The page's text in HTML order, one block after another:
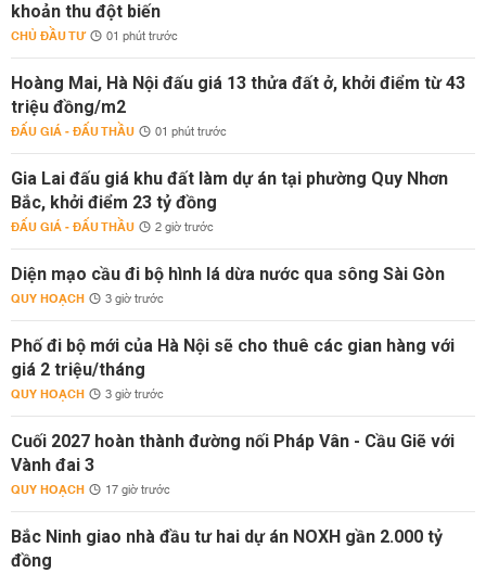
khoản thu đột biến
CHỦ ĐẦU TƯ 01 phút trước
Hoàng Mai, Hà Nội đấu giá 13 thửa đất ở, khởi điểm từ 43
triệu đồng/m2
ĐẤU GIÁ - ĐẤU THẦU 01 phút trước
Gia Lai đấu giá khu đất làm dự án tại phường Quy Nhơn
Bắc, khởi điểm 23 tỷ đồng
ĐẤU GIÁ - ĐẤU THẦU 2 giờ trước
Diện mạo cầu đi bộ hình lá dừa nước qua sông Sài Gòn
QUY HOẠCH 3 giờ trước
Phố đi bộ mới của Hà Nội sẽ cho thuê các gian hàng với
giá 2 triệu/tháng
QUY HOẠCH 3 giờ trước
Cuối 2027 hoàn thành đường nối Pháp Vân - Cầu Giẽ với
Vành đai 3
QUY HOẠCH 17 giờ trước
Bắc Ninh giao nhà đầu tư hai dự án NOXH gần 2.000 tỷ
đồng